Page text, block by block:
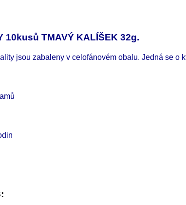
10kusů TMAVÝ KALÍŠEK 32g.
jsou zabaleny v celofánovém obalu. Jedná se o